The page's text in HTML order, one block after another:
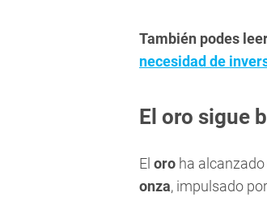
También podes
necesidad de
El oro sigue
El oro ha
onza, impulsado